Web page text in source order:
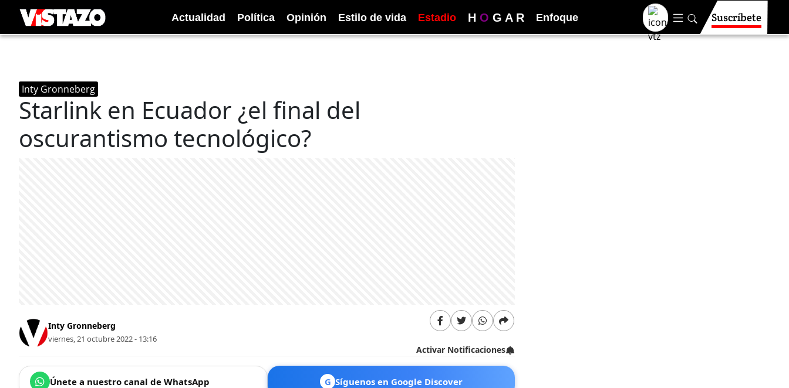
Actualidad Política Opinión Estilo de vida Estadio H O G A R Enfoque Suscríbete
Inty Gronneberg
Starlink en Ecuador ¿el final del
oscurantismo tecnológico?
Inty Gronneberg
viernes, 21 octubre 2022 - 13:16
Activar Notificaciones
Únete a nuestro canal de WhatsApp G Síguenos en Google Discover